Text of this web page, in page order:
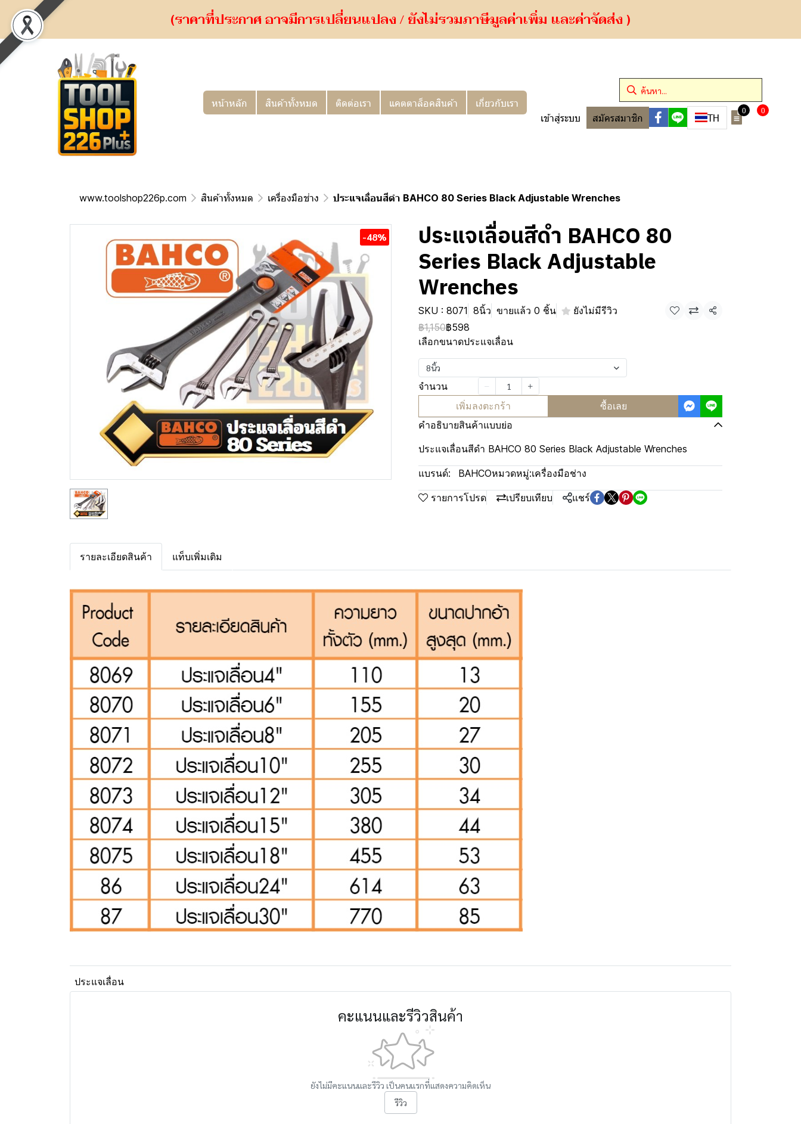
(ราคาที่ประกาศ อาจมีการเปลี่ยนแปลง / ยังไม่รวมภาษีมูลค่าเพิ่ม และค่าจัดส่ง )
หน้าหลัก สินค้าทั้งหมด ติดต่อเรา แคตตาล็อคสินค้า เกี่ยวกับเรา
เข้าสู่ระบบ สมัครสมาชิก TH
0 0
www.toolshop226p.com สินค้าทั้งหมด เครื่องมือช่าง ประแจเลื่อนสีดำ BAHCO 80 Series Black Adjustable Wrenches
-48% ประแจเลื่อนสีดำ BAHCO 80
Series Black Adjustable
Wrenches
SKU : 8071 8นิ้ว ขายแล้ว 0 ชิ้น ยังไม่มีรีวิว
แชร์
฿1,150฿598
เลือกขนาดประแจเลื่อน
8นิ้ว
จำนวน
เพิ่มลงตะกร้า
ซื้อเลย
คำอธิบายสินค้าแบบย่อ
ประแจเลื่อนสีดำ BAHCO 80 Series Black Adjustable Wrenches
แบรนด์: BAHCOหมวดหมู่:เครื่องมือช่าง
รายการโปรด เปรียบเทียบ แชร์
รายละเอียดสินค้า แท็บเพิ่มเติม
ประแจเลื่อน
คะแนนและรีวิวสินค้า
ยังไม่มีคะแนนและรีวิว เป็นคนแรกที่แสดงความคิดเห็น
รีวิว